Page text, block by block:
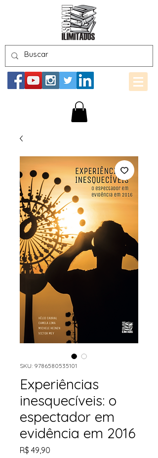
SKU: 9786580535101
Experiências
inesquecíveis: o
espectador em
evidência em 2016
R$ 49,90